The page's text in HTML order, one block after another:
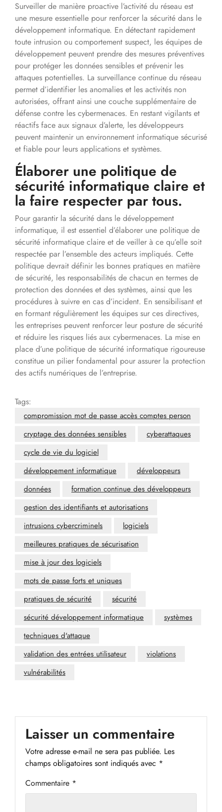
Surveiller de manière proactive l’activité du réseau est
une mesure essentielle pour renforcer la sécurité dans le
développement informatique. En détectant rapidement
toute intrusion ou comportement suspect, les équipes de
développement peuvent prendre des mesures préventives
pour protéger les données sensibles et prévenir les
attaques potentielles. La surveillance continue du réseau
permet d’identifier les anomalies et les activités non
autorisées, offrant ainsi une couche supplémentaire de
défense contre les cybermenaces. En restant vigilants et
réactifs face aux signaux d’alerte, les développeurs
peuvent maintenir un environnement informatique sécurisé
et fiable pour leurs applications et systèmes.
Élaborer une politique de
sécurité informatique claire et
la faire respecter par tous.
Pour garantir la sécurité dans le développement
informatique, il est essentiel d’élaborer une politique de
sécurité informatique claire et de veiller à ce qu’elle soit
respectée par l’ensemble des acteurs impliqués. Cette
politique devrait définir les bonnes pratiques en matière
de sécurité, les responsabilités de chacun en termes de
protection des données et des systèmes, ainsi que les
procédures à suivre en cas d’incident. En sensibilisant et
en formant régulièrement les équipes sur ces directives,
les entreprises peuvent renforcer leur posture de sécurité
et réduire les risques liés aux cybermenaces. La mise en
place d’une politique de sécurité informatique rigoureuse
constitue un pilier fondamental pour assurer la protection
des actifs numériques de l’entreprise.
Tags:
compromission mot de passe accès comptes person
cryptage des données sensibles
cyberattaques
cycle de vie du logiciel
développement informatique
développeurs
données
formation continue des développeurs
gestion des identifiants et autorisations
intrusions cybercriminels
logiciels
meilleures pratiques de sécurisation
mise à jour des logiciels
mots de passe forts et uniques
pratiques de sécurité
sécurité
sécurité développement informatique
systèmes
techniques d'attaque
validation des entrées utilisateur
violations
vulnérabilités
Laisser un commentaire
Votre adresse e-mail ne sera pas publiée. Les
champs obligatoires sont indiqués avec *
Commentaire *